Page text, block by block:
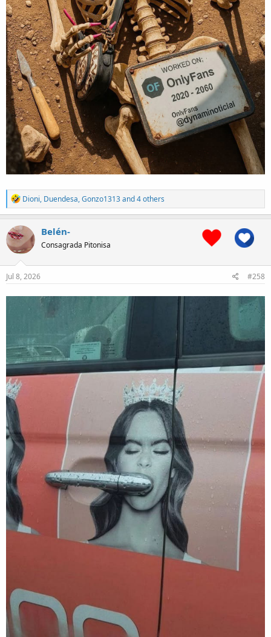
R
e
a
c
t
i
o
n
s
Dioni, Duendesa,Gonzo1313and 4 others
Belén-
Consagrada Pitonisa
Jul 8, 2026 #258